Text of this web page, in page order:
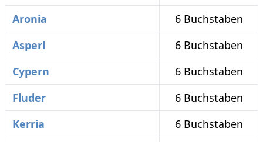
Aronia
6 Buchstaben
Asperl
6 Buchstaben
Cypern
6 Buchstaben
Fluder
6 Buchstaben
Kerria
6 Buchstaben